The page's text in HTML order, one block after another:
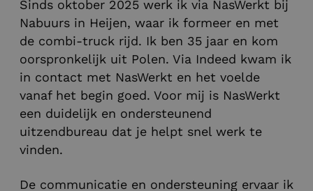
Sinds oktober 2025 werk ik via NasWerkt bij
Nabuurs in Heijen, waar ik formeer en met
de combi-truck rijd. Ik ben 35 jaar en kom
oorspronkelijk uit Polen. Via Indeed kwam ik
in contact met NasWerkt en het voelde
vanaf het begin goed. Voor mij is NasWerkt
een duidelijk en ondersteunend
uitzendbureau dat je helpt snel werk te
vinden.
De communicatie en ondersteuning ervaar ik